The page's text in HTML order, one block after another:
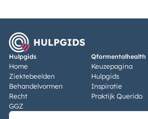
Hulpgids
Home
Ziektebeelden
Behandelvormen
Recht
GGZ
Qformentalhealth
Keuzepagina
Hulpgids
Inspiratie
Praktijk Querido